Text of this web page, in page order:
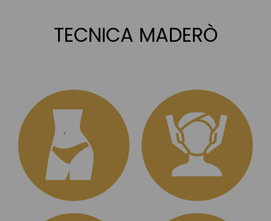
TECNICA MADERÒ